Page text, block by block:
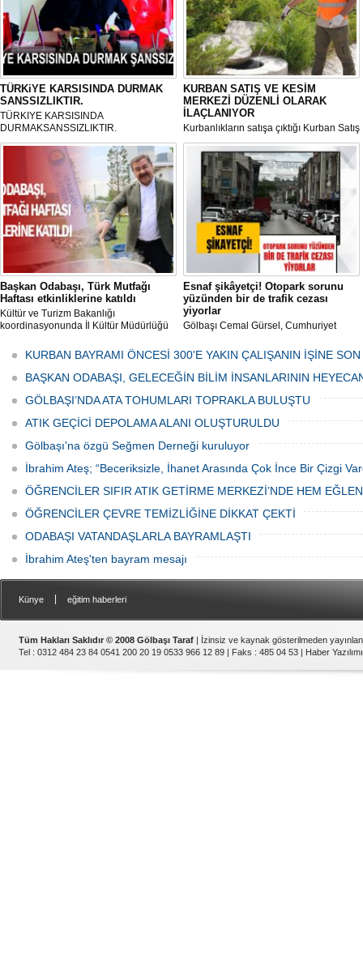
TÜRKiYE KARSISINDA DURMAK
SANSSIZLIKTIR.
TÜRKIYE KARSISINDA
DURMAKSANSSIZLIKTIR.
KURBAN SATIŞ VE KESİM
MERKEZİ DÜZENLİ OLARAK
İLAÇLANIYOR
Kurbanlıkların satışa çıktığı Kurban Satış
ve Kesim Merkezi, haşere ve
mikropların önüne geçilmesi amacıyla
her gün Gölbaşı Belediyesi ekipleri
tarafından düzenli olarak ilaçlanıyor.
Başkan Odabaşı, Türk Mutfağı
Haftası etkinliklerine katıldı
Kültür ve Turizm Bakanlığı
koordinasyonunda İl Kültür Müdürlüğü
Haftası" etkinlikleri Ankara'da devam
ediyor.
Esnaf şikâyetçi! Otopark sorunu
yüzünden bir de trafik cezası
yiyorlar
Gölbaşı Cemal Gürsel, Cumhuriyet
bulunan esnaf ve alışverişe gelen
vatandaşlar park cezaları yüzünden
canından bezdi.
KURBAN BAYRAMI ÖNCESİ 300'E YAKIN ÇALIŞANIN İŞİNE
BAŞKAN ODABAŞI, GELECEĞİN BİLİM İNSANLARININ
GÖLBAŞI’NDA ATA TOHUMLARI TOPRAKLA BULUŞTU
ATIK GEÇİCİ DEPOLAMA ALANI OLUŞTURULDU
Gölbaşı'na özgü Seğmen Derneği kuruluyor
İbrahim Ateş; “Beceriksizle, İhanet Arasında Çok İnce Bir Çizgi
ÖĞRENCİLER SIFIR ATIK GETİRME MERKEZİ’NDE HEM
ÖĞRENCİLER ÇEVRE TEMİZLİĞİNE DİKKAT ÇEKTİ
ODABAŞI VATANDAŞLARLA BAYRAMLAŞTI
İbrahim Ateş'ten bayram mesajı
Künye eğitim haberleri
Tüm Hakları Saklıdır © 2008 Gölbaşı Taraf | İzinsiz ve kaynak gösterilmeden
Tel : 0312 484 23 84 0541 200 20 19 0533 966 12 89 | Faks : 485 04 53 | Haber Yazılımı